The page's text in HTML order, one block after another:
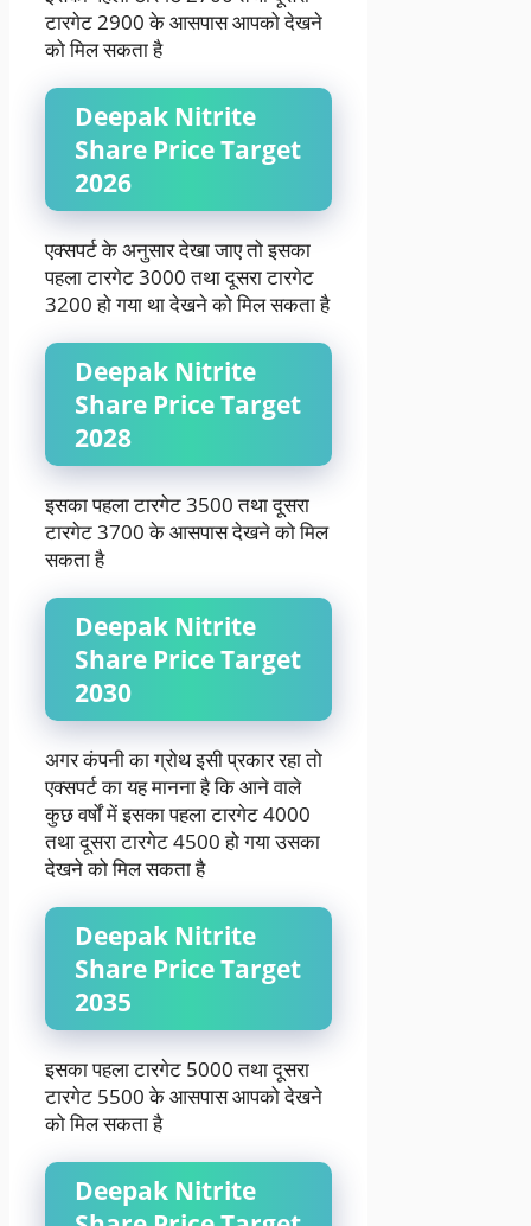
टारगेट 2900 के आसपास आपको देखने
को मिल सकता है
Deepak Nitrite
Share Price Target
2026
एक्सपर्ट के अनुसार देखा जाए तो इसका
पहला टारगेट 3000 तथा दूसरा टारगेट
3200 हो गया था देखने को मिल सकता है
Deepak Nitrite
Share Price Target
2028
इसका पहला टारगेट 3500 तथा दूसरा
टारगेट 3700 के आसपास देखने को मिल
सकता है
Deepak Nitrite
Share Price Target
2030
अगर कंपनी का ग्रोथ इसी प्रकार रहा तो
एक्सपर्ट का यह मानना है कि आने वाले
कुछ वर्षों में इसका पहला टारगेट 4000
तथा दूसरा टारगेट 4500 हो गया उसका
देखने को मिल सकता है
Deepak Nitrite
Share Price Target
2035
इसका पहला टारगेट 5000 तथा दूसरा
टारगेट 5500 के आसपास आपको देखने
को मिल सकता है
Deepak Nitrite